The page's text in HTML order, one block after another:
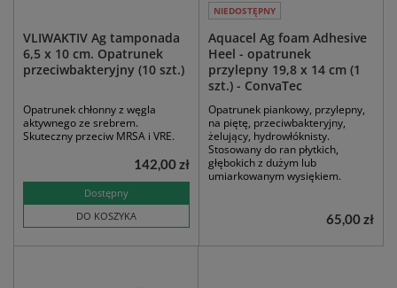
VLIWAKTIV Ag tamponada
6,5 x 10 cm. Opatrunek
przeciwbakteryjny (10 szt.)
Opatrunek chłonny z węgla
aktywnego ze srebrem.
Skuteczny przeciw MRSA i VRE.
Dostępny
DO KOSZYKA
142,00 zł
NIEDOSTĘPNY
Aquacel Ag foam Adhesive
Heel - opatrunek
przylepny 19,8 x 14 cm (1
szt.) - ConvaTec
Opatrunek piankowy, przylepny,
na piętę, przeciwbakteryjny,
żelujący, hydrowłóknisty.
Stosowany do ran płytkich,
głębokich z dużym lub
umiarkowanym wysiękiem.
65,00 zł